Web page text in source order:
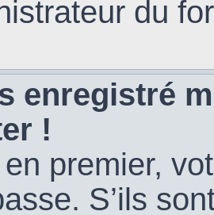
du
enregistré
!
premier,
S’ils